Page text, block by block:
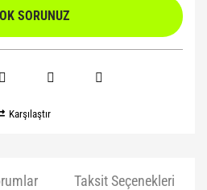
SORUNUZ
Karşılaştır
Taksit Seçenekleri